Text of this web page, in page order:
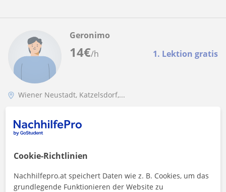
14€/h 1. Lektion gratis
Geronimo
Wiener Neustadt, Katzelsdorf,...
Geschichtelehrer für jede Schulstufe und
Hallo, ich bin Geronimo und 19 Jahre alt. Meine größte Stärke
Letzteres Fach beendete...
Cookie-Richtlinien
Nachhilfepro.at speichert Daten wie z. B. Cookies, um das
grundlegende Funktionieren der Website zu